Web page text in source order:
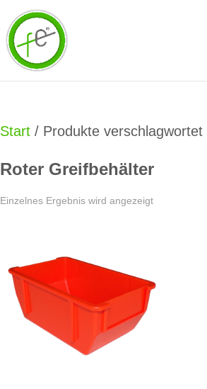
Start / Produkte verschlagwortet
Roter Greifbehälter
Einzelnes Ergebnis wird angezeigt